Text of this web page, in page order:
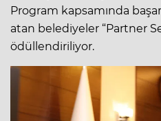
Program kapsamında
atan belediyeler “Partner
ödüllendiriliyor.